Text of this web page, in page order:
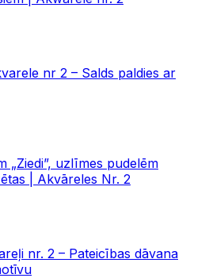
nr 2 – Salds paldies ar
„Ziedi”, uzlīmes pudelēm
| Akvāreles Nr. 2
nr. 2 – Pateicības dāvana